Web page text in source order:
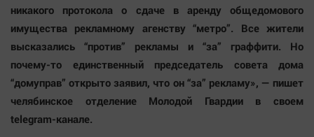
никакого протокола о сдаче в аренду общедомового
имущества рекламному агенству “метро”. Все жители
высказались “против” рекламы и “за” граффити. Но
почему-то единственный председатель совета дома
“домуправ” открыто заявил, что он “за” рекламу», — пишет
челябинское отделение Молодой Гвардии в своем
telegram-канале.